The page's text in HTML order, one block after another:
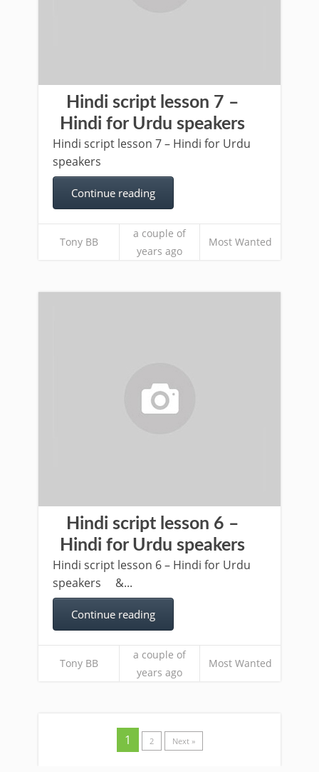
Hindi script lesson 7 –
Hindi for Urdu speakers
Hindi script lesson 7 – Hindi for Urdu
speakers
Continue reading
Tony BB
a couple of
years ago
Most Wanted
Hindi script lesson 6 –
Hindi for Urdu speakers
Hindi script lesson 6 – Hindi for Urdu
speakers &...
Continue reading
Tony BB
a couple of
years ago
Most Wanted
1 2 Next »